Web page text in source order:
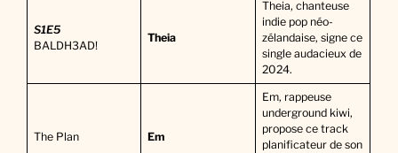
S1E5
BALDH3AD!
Theia
Theia, chanteuse
indie pop néo-
zélandaise, signe ce
single audacieux de
2024.
The Plan Em
Em, rappeuse
underground kiwi,
propose ce track
planificateur de son